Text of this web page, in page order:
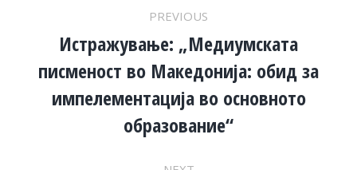
NAVIGATION
PREVIOUS
Previous
post:
Истражување: „Медиумската
писменост во Македонија: обид за
импелементација во основното
образование“